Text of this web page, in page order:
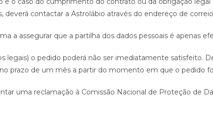
deverá contactar a Astrolábio através do endereço de
a assegurar que a partilha dos dados pessoais é apenas
legais) o pedido poderá não ser imediatamente satisfeito.
prazo de um mês a partir do momento em que o pedido
uma reclamação à Comissão Nacional de Proteção de